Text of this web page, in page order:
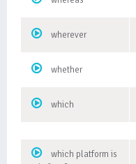
wherever
whether
which
which platform is